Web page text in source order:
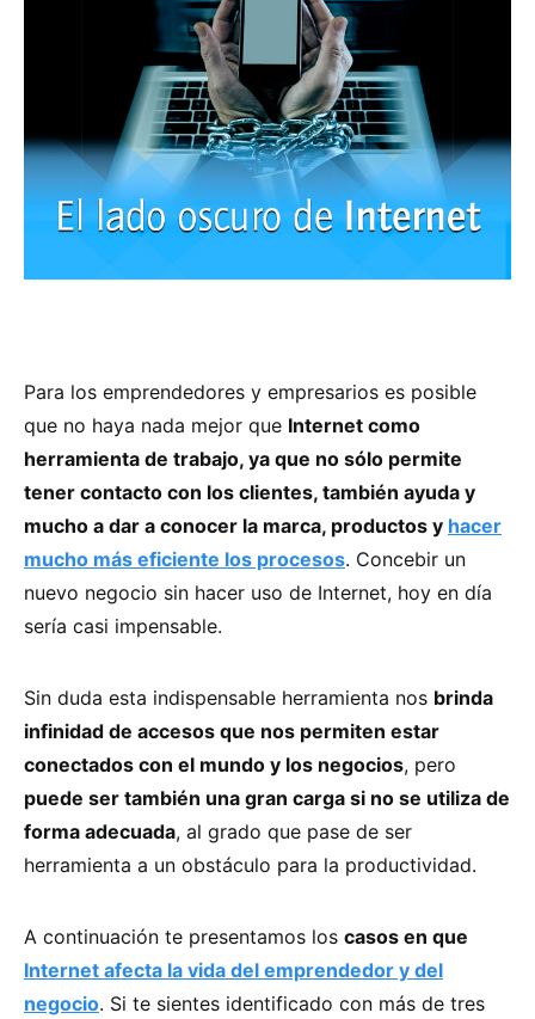
Para los emprendedores y empresarios es posible
que no haya nada mejor que Internet como
herramienta de trabajo, ya que no sólo permite
tener contacto con los clientes, también ayuda y
mucho a dar a conocer la marca, productos y hacer
mucho más eficiente los procesos. Concebir un
nuevo negocio sin hacer uso de Internet, hoy en día
sería casi impensable.
Sin duda esta indispensable herramienta nos brinda
infinidad de accesos que nos permiten estar
conectados con el mundo y los negocios, pero
puede ser también una gran carga si no se utiliza de
forma adecuada, al grado que pase de ser
herramienta a un obstáculo para la productividad.
A continuación te presentamos los casos en que
Internet afecta la vida del emprendedor y del
negocio. Si te sientes identificado con más de tres